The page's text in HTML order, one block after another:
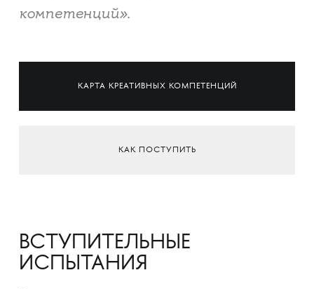
компетенций».
КАРТА КРЕАТИВНЫХ КОМПЕТЕНЦИЙ
КАК ПОСТУПИТЬ
ВСТУПИТЕЛЬНЫЕ
ИСПЫТАНИЯ